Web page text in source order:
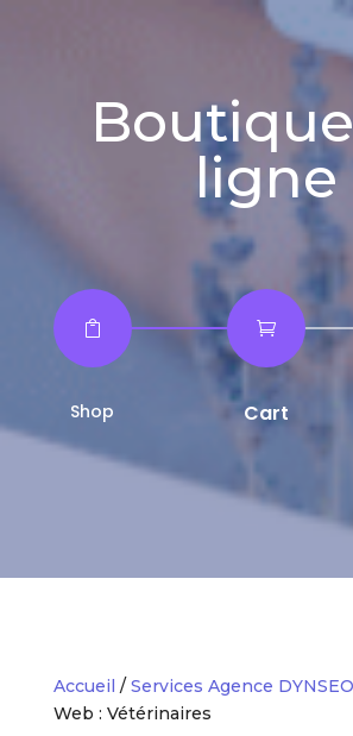
ligne

Shop

Cart
Accueil / Services Agence DYNSEO
Web : Vétérinaires